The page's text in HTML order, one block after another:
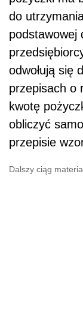
do
podstawowej
odwołują się
przepisach o
kwotę
obliczyć
przepisie
Dalszy ciąg